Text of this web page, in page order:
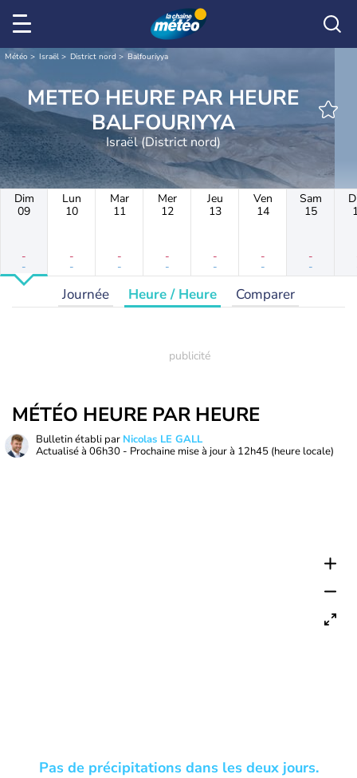
Météo Israël District nord Balfouriyya
METEO HEURE PAR HEURE
BALFOURIYYA
Israël (District nord)
Dim
09
-
-
Lun
10
-
-
Mar
11
-
-
Mer
12
-
-
Jeu
13
-
-
Ven
14
-
-
Sam
15
-
-
Journée Heure / Heure Comparer
MÉTÉO HEURE PAR HEURE
Bulletin établi par Nicolas LE GALL
Actualisé à 06h30 - Prochaine mise à jour à 12h45 (heure locale)
Pas de précipitations dans les deux jours.